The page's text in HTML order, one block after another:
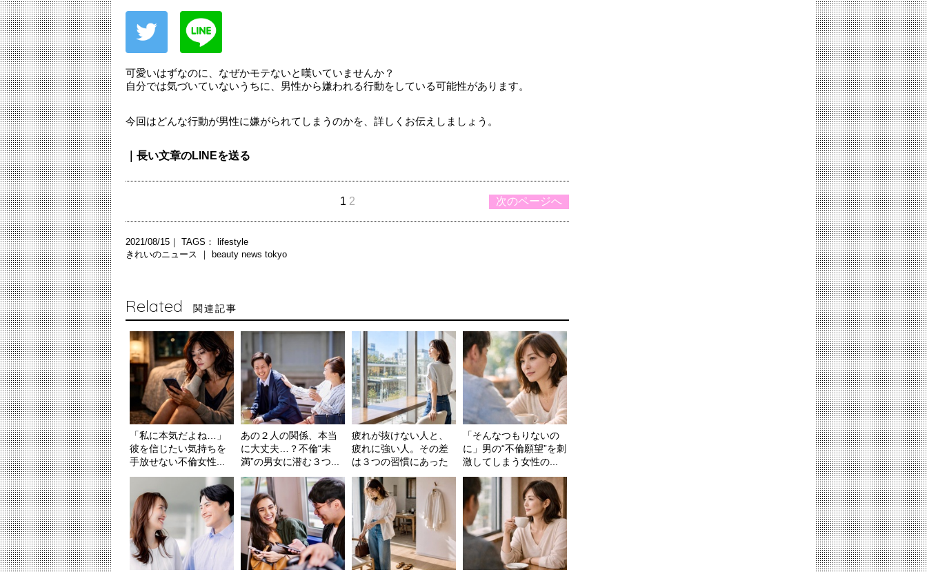
可愛いはずなのに、なぜかモテないと嘆いていませんか？
自分では気づいていないうちに、男性から嫌われる行動をしている可能性があります。
今回はどんな行動が男性に嫌がられてしまうのかを、詳しくお伝えしましょう。
｜長い文章のLINEを送る
次のページへ
1 2
2021/08/15｜ TAGS：
lifestyle
きれいのニュース ｜
beauty news tokyo
Related 関連記事
「私に本気だよね…」
彼を信じたい気持ちを
手放せない不倫女性...
あの２人の関係、本当
に大丈夫…？不倫“未
満”の男女に潜む３つ...
疲れが抜けない人と、
疲れに強い人。その差
は３つの習慣にあった
「そんなつもりないの
に」男の“不倫願望”を刺
激してしまう女性の...